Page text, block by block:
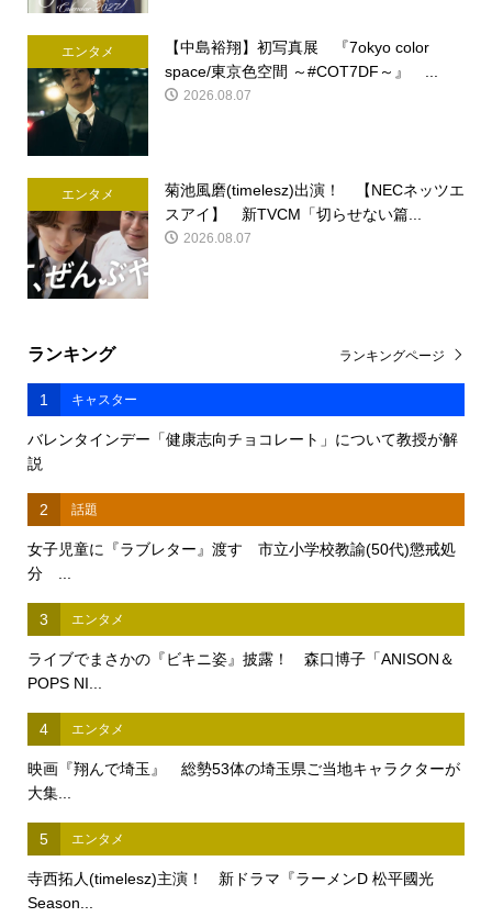
エンタメ
【中島裕翔】初写真展 『7okyo color
space/東京色空間 ～#COT7DF～』 ...
2026.08.07
エンタメ
菊池風磨(timelesz)出演！ 【NECネッツエ
スアイ】 新TVCM「切らせない篇...
2026.08.07
ランキング
1 キャスター
バレンタインデー「健康志向チョコレート」について教授が解
説
2 話題
女子児童に『ラブレター』渡す 市立小学校教諭(50代)懲戒処
分 ...
3 エンタメ
ライブでまさかの『ビキニ姿』披露！ 森口博子「ANISON＆
POPS NI...
4 エンタメ
映画『翔んで埼玉』 総勢53体の埼玉県ご当地キャラクターが
大集...
5 エンタメ
寺西拓人(timelesz)主演！ 新ドラマ『ラーメンD 松平國光
Season...
ランキングページ